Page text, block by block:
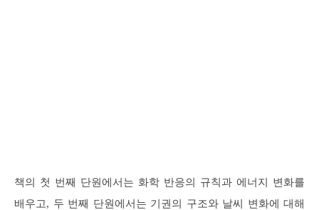
책의 첫 번째 단원에서는 화학 반응의 규칙과 에너지 변화를
배우고, 두 번째 단원에서는 기권의 구조와 날씨 변화에 대해